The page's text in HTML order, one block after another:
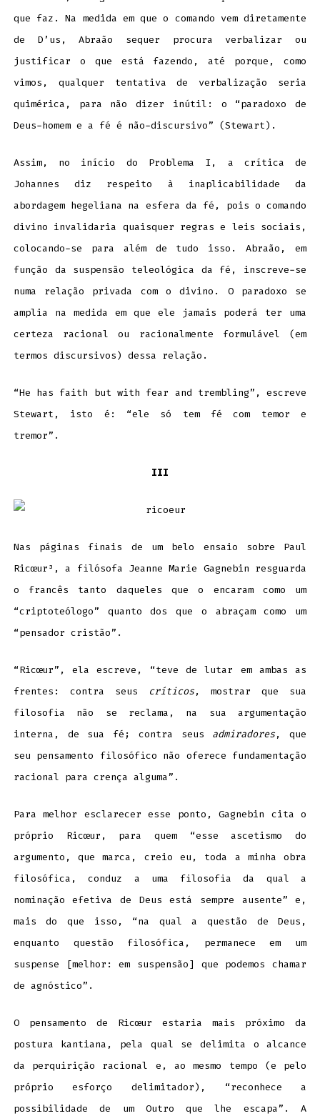
que faz. Na medida em que o comando vem diretamente
de D’us, Abraão sequer procura verbalizar ou
justificar o que está fazendo, até porque, como
vimos, qualquer tentativa de verbalização seria
quimérica, para não dizer inútil: o “paradoxo de
Deus-homem e a fé é não-discursivo” (Stewart).
Assim, no início do Problema I, a crítica de
Johannes diz respeito à inaplicabilidade da
abordagem hegeliana na esfera da fé, pois o comando
divino invalidaria quaisquer regras e leis sociais,
colocando-se para além de tudo isso. Abraão, em
função da suspensão teleológica da fé, inscreve-se
numa relação privada com o divino. O paradoxo se
amplia na medida em que ele jamais poderá ter uma
certeza racional ou racionalmente formulável (em
termos discursivos) dessa relação.
“He has faith but with fear and trembling”, escreve
Stewart, isto é: “ele só tem fé com temor e
tremor”.
III
Nas páginas finais de um belo ensaio sobre Paul
Ricœur³, a filósofa Jeanne Marie Gagnebin resguarda
o francês tanto daqueles que o encaram como um
“criptoteólogo” quanto dos que o abraçam como um
“pensador cristão”.
“Ricœur”, ela escreve, “teve de lutar em ambas as
frentes: contra seus
críticos, mostrar que sua
filosofia não se reclama, na sua argumentação
interna, de sua fé; contra seus admiradores, que
seu pensamento filosófico não oferece fundamentação
racional para crença alguma”.
Para melhor esclarecer esse ponto, Gagnebin cita o
próprio Ricœur, para quem “esse ascetismo do
argumento, que marca, creio eu, toda a minha obra
filosófica, conduz a uma filosofia da qual a
nominação efetiva de Deus está sempre ausente” e,
mais do que isso, “na qual a questão de Deus,
enquanto questão filosófica, permanece em um
suspense [melhor: em suspensão] que podemos chamar
de agnóstico”.
O pensamento de Ricœur estaria mais próximo da
postura kantiana, pela qual se delimita o alcance
da perquirição racional e, ao mesmo tempo (e pelo
próprio esforço delimitador), “reconhece a
possibilidade de um Outro que lhe escapa”. A